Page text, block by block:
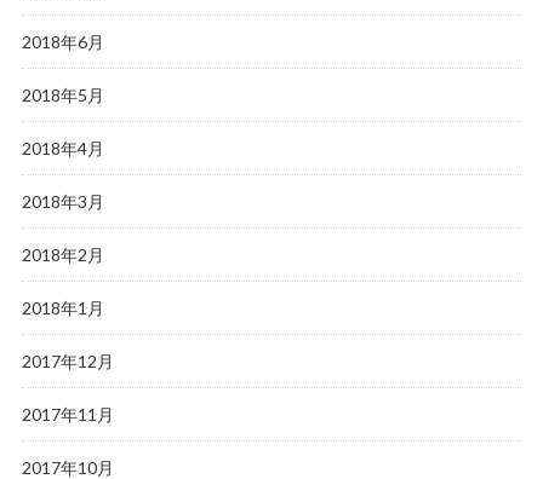
2018年6月
2018年5月
2018年4月
2018年3月
2018年2月
2018年1月
2017年12月
2017年11月
2017年10月